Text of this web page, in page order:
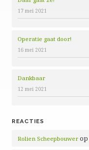
17 mei 2021
Operatie gaat door!
16 mei 2021
Dankbaar
12 mei 2021
REACTIES
Rolien Scheepbouwer op